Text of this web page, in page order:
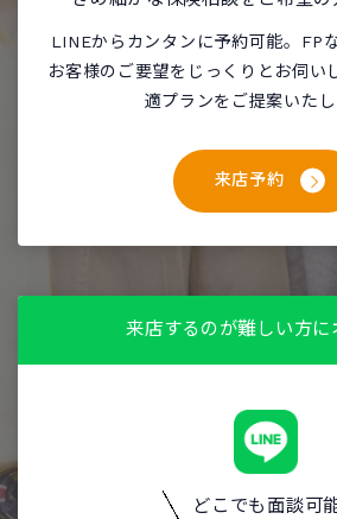
LINEからカンタンに予約可能。FP
お客様のご要望をじっくりとお伺い
適プランをご提案いたし
来店予約
来店するのが難しい方に
どこでも面談可